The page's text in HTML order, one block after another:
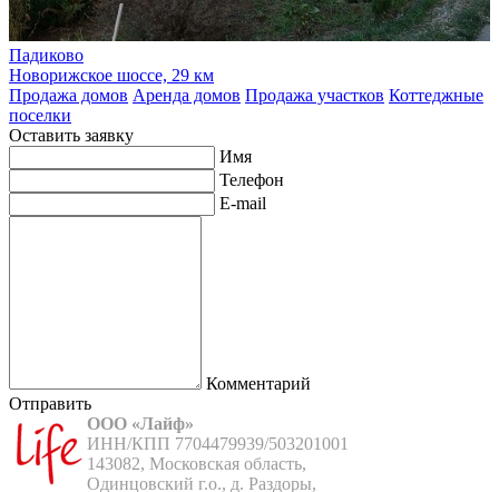
Падиково
Новорижское шоссе, 29 км
Продажа домов Аренда домов Продажа участков Коттеджные
поселки
Оставить заявку
Имя
Телефон
E-mail
Комментарий
Отправить
ООО «Лайф»
ИНН/КПП 7704479939/503201001
143082, Московская область,
Одинцовский г.о., д. Раздоры,